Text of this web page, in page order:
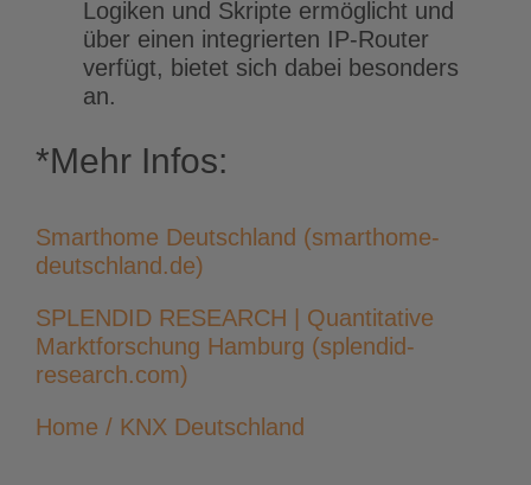
Logiken und Skripte ermöglicht und
über einen integrierten IP-Router
verfügt, bietet sich dabei besonders
an.
*Mehr Infos:
Smarthome Deutschland (smarthome-
deutschland.de)
SPLENDID RESEARCH | Quantitative
Marktforschung Hamburg (splendid-
research.com)
Home / KNX Deutschland